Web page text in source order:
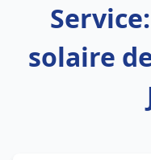
solaire